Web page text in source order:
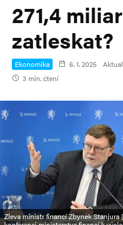
271,4
zatleskat?
Ekonomika 6. 1. 2025
3 min. čtení
Zleva ministr financí Zbyněk Stanjura